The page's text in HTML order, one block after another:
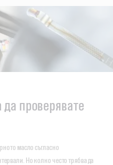
да проверявате
масло съгласно
Но колко често трябва да